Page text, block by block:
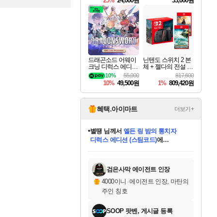
드래곤소드 어웨이
크닝 디럭스 에디션
DragonSword Awake
ning Deluxe Edition
55,000
10%
10% 49,500원
닌텐도 스위치 2 본
체 + 젤다의 전설 티
어스 오브 더 킹덤
닌텐도 스위치 2 에
디션 + 젤다의 전설
브레스 오브 더 와
일드 닌텐도 스위치
2 에디션 번들
817,600
1% 809,420원
혜택.아이마트 더보기+
교환.
별땡 님께서 엘든 링 밤의 통치자
디럭스 에디션 (스팀코드)에
당첨되셨습니다.
당첨되셨습니다.
당첨되셨습니다.
당첨되셨습니다.
당첨되셨습니다.
당첨되셨습니다.
에디션 (스팀코드)를 교환.
당첨되셨습니다.
검은사막 에이전트 인장
4000이니 ·에이전트 인장, 마탄의
주인 칭호
SOOP 팟벤, 게시글 등록